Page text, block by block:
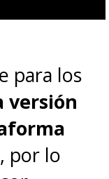
para los
versión
, por lo